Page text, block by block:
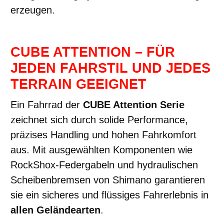
erzeugen.
CUBE ATTENTION – FÜR
JEDEN FAHRSTIL UND JEDES
TERRAIN GEEIGNET
Ein Fahrrad der CUBE Attention Serie
zeichnet sich durch solide Performance,
präzises Handling und hohen Fahrkomfort
aus. Mit ausgewählten Komponenten wie
RockShox-Federgabeln und hydraulischen
Scheibenbremsen von Shimano garantieren
sie ein sicheres und flüssiges Fahrerlebnis in
allen Geländearten.